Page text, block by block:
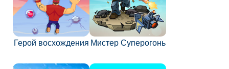
Герой восхождения Мистер Суперогонь